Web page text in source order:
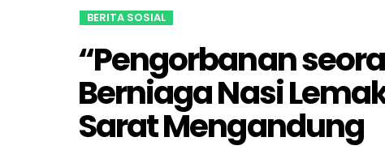
BERITA SOSIAL
“Pengorbanan
Berniaga Nasi
Sarat Mengandung